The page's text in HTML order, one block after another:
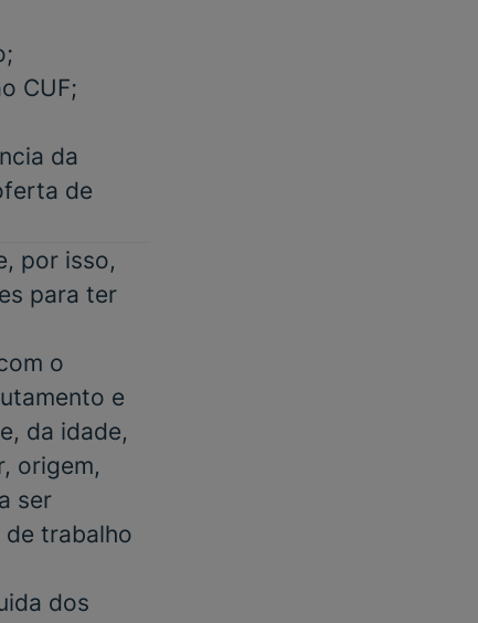
CUF;
da
de
por isso,
para ter
o
e
da idade,
origem,
ser
trabalho
dos